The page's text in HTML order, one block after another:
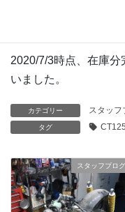
2020/7/3時点、在庫
いました。
カテゴリー スタッフ
タグ CT125
スタッフブログ